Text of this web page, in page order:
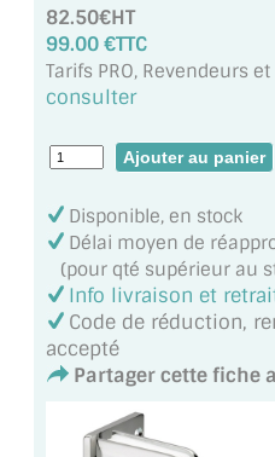
MIROIR POUR SALLE DE
MIROIR ENCADRÉ
MIROIR TV
VERRE SUR MESURE
VERRE EXTRACLAIR
VERRE TREMPÉ
PAROI DE DOUCHE
VERRE FEUILLETÉ
82.50€HT
99.00 €TTC
Tarifs PRO, Revendeurs
consulter
Disponible, en stock
Délai moyen de
(pour qté supérieur au
Info livraison et
Code de réduction,
accepté
Partager cette fiche